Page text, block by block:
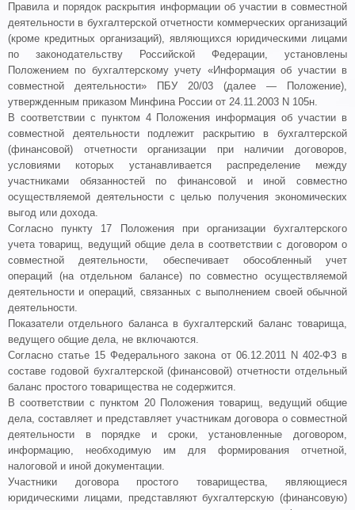
Правила и порядок раскрытия информации об участии в совместной
деятельности в бухгалтерской отчетности коммерческих организаций
(кроме кредитных организаций), являющихся юридическими лицами
по законодательству Российской Федерации, установлены
Положением по бухгалтерскому учету «Информация об участии в
совместной деятельности» ПБУ 20/03 (далее — Положение),
утвержденным приказом Минфина России от 24.11.2003 N 105н.
В соответствии с пунктом 4Положения информация об участии в
совместной деятельности подлежит раскрытию в бухгалтерской
(финансовой) отчетности организации при наличии договоров,
условиями которых устанавливается распределение между
участниками обязанностей по финансовой и иной совместно
осуществляемой деятельности с целью получения экономических
выгод или дохода.
Согласно пункту 17 Положения при организации бухгалтерского
учета товарищ, ведущий общие дела в соответствии с договором о
совместной деятельности, обеспечивает обособленный учет
операций (на отдельном балансе) по совместно осуществляемой
деятельности и операций, связанных с выполнением своей обычной
деятельности.
Показатели отдельного баланса в бухгалтерский баланс товарища,
ведущего общие дела, не включаются.
Согласностатье 15 Федерального закона от 06.12.2011 N 402-ФЗ в
составе годовой бухгалтерской (финансовой) отчетности отдельный
баланс простого товарищества не содержится.
В соответствии с пунктом 20Положения товарищ, ведущий общие
дела, составляет и представляет участникам договора о совместной
деятельности в порядке и сроки, установленные договором,
информацию, необходимую им для формирования отчетной,
налоговой и иной документации.
Участники договора простого товарищества, являющиеся
юридическими лицами, представляют бухгалтерскую (финансовую)